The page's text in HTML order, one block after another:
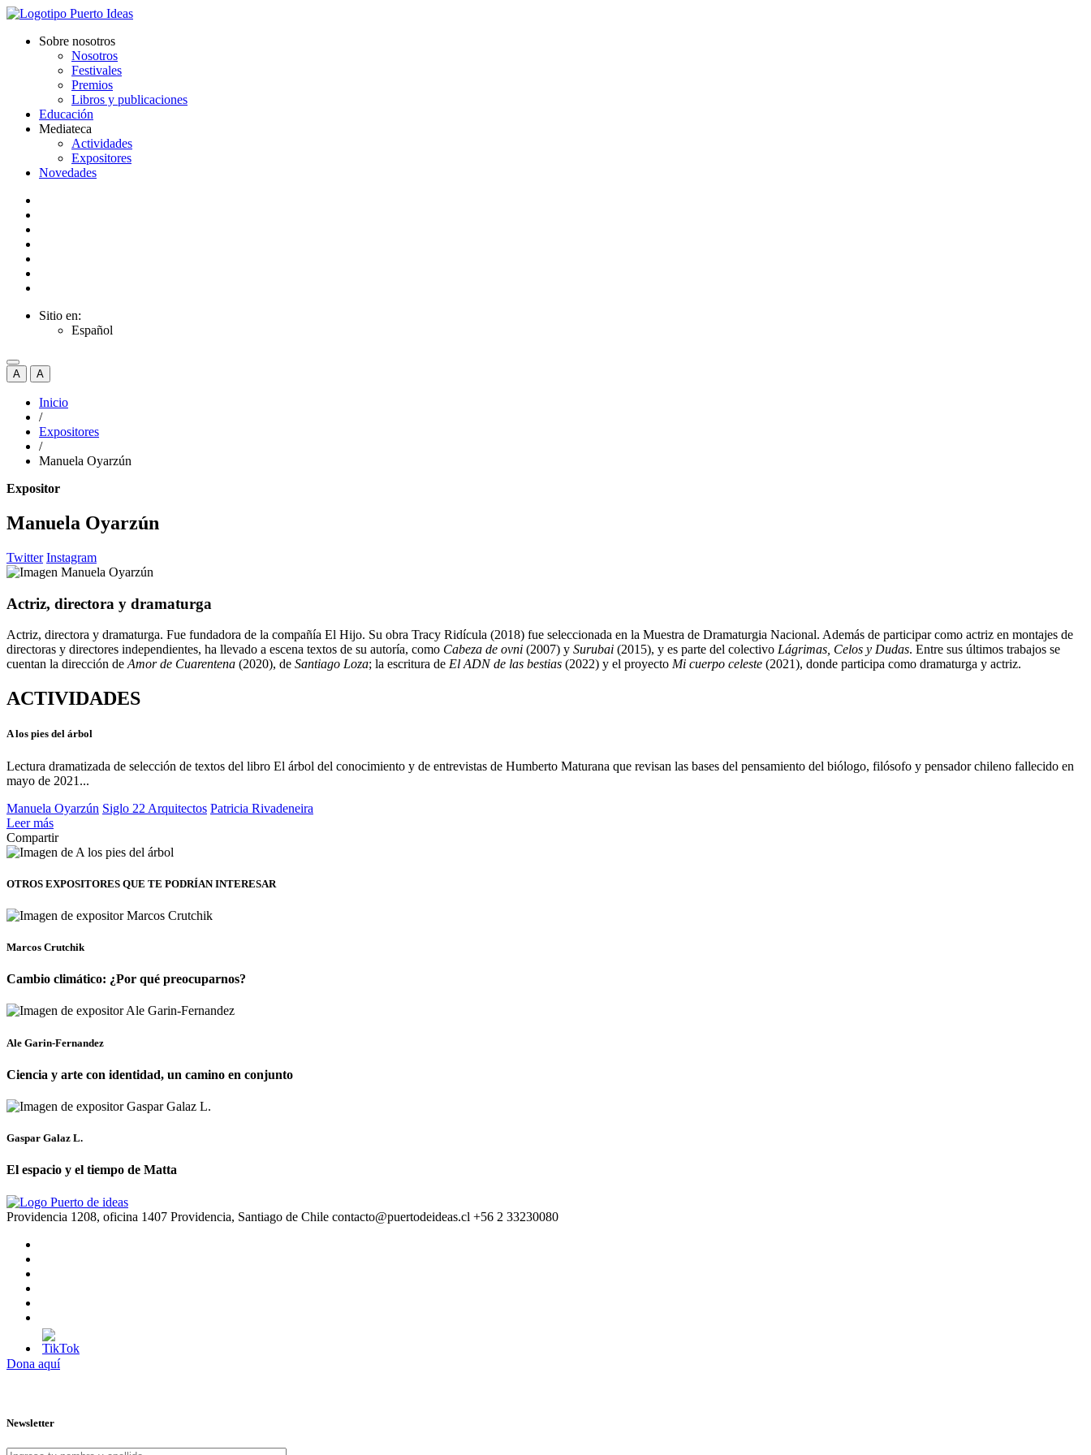
Sobre nosotros
Nosotros
Festivales
Premios
Libros y publicaciones
Educación
Mediateca
Actividades
Expositores
Novedades
Sitio en:
Español
A A
Inicio
/
Expositores
/
Manuela Oyarzún
Expositor
Manuela Oyarzún
Twitter Instagram
Actriz, directora y dramaturga
Actriz, directora y dramaturga. Fue fundadora de la compañía El Hijo. Su obra Tracy Ridícula (2018) fue seleccionada en la Muestra de Dramaturgia Nacional. Además de participar como actriz en montajes de
directoras y directores independientes, ha llevado a escena textos de su autoría, como Cabeza de ovni (2007) y Surubai (2015), y es parte del colectivo Lágrimas, Celos y Dudas. Entre sus últimos trabajos se
cuentan la dirección de Amor de Cuarentena (2020), de Santiago Loza; la escritura de El ADN de las bestias (2022) y el proyecto Mi cuerpo celeste (2021), donde participa como dramaturga y actriz.
ACTIVIDADES
A los pies del árbol
Lectura dramatizada de selección de textos del libro El árbol del conocimiento y de entrevistas de Humberto Maturana que revisan las bases del pensamiento del biólogo, filósofo y pensador chileno fallecido en
mayo de 2021...
Manuela Oyarzún Siglo 22 Arquitectos Patricia Rivadeneira
Leer más
Compartir
OTROS EXPOSITORES QUE TE PODRÍAN INTERESAR
Marcos Crutchik
Cambio climático: ¿Por qué preocuparnos?
Ale Garin-Fernandez
Ciencia y arte con identidad, un camino en conjunto
Gaspar Galaz L.
El espacio y el tiempo de Matta
Providencia 1208, oficina 1407 Providencia, Santiago de Chile contacto@puertodeideas.cl +56 2 33230080
Dona aquí
Newsletter